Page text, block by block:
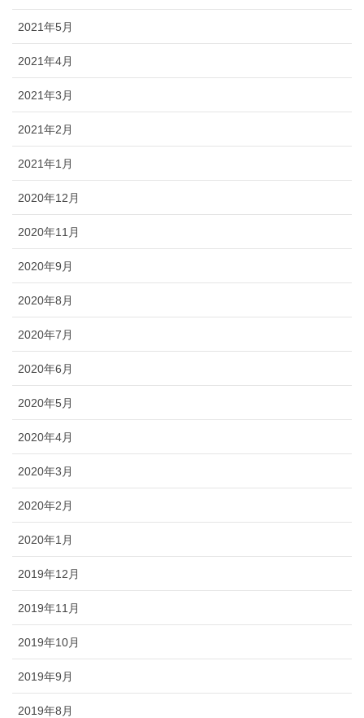
2021年5月
2021年4月
2021年3月
2021年2月
2021年1月
2020年12月
2020年11月
2020年9月
2020年8月
2020年7月
2020年6月
2020年5月
2020年4月
2020年3月
2020年2月
2020年1月
2019年12月
2019年11月
2019年10月
2019年9月
2019年8月